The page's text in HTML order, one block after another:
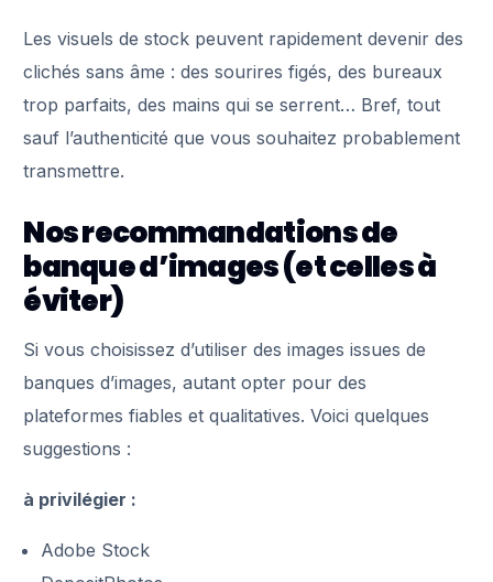
Les visuels de stock peuvent rapidement devenir des
clichés sans âme : des sourires figés, des bureaux
trop parfaits, des mains qui se serrent… Bref, tout
sauf l’authenticité que vous souhaitez probablement
transmettre.
Nos recommandations de
banque d’images (et celles à
éviter)
Si vous choisissez d’utiliser des images issues de
banques d’images, autant opter pour des
plateformes fiables et qualitatives. Voici quelques
suggestions :
à privilégier :
Adobe Stock